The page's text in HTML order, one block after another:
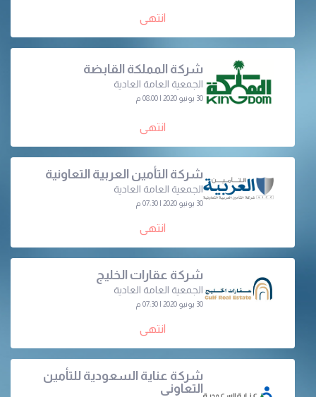
انتهى
شركة المملكة القابضة
الجمعية العامة العادية
30 يونيو 2020 | 08:00 م
انتهى
شركة التأمين العربية التعاونية
الجمعية العامة العادية
30 يونيو 2020 | 07:30 م
انتهى
شركة عقارات الخليج
الجمعية العامة العادية
30 يونيو 2020 | 07:30 م
انتهى
شركة عناية السعودية للتأمين
التعاوني